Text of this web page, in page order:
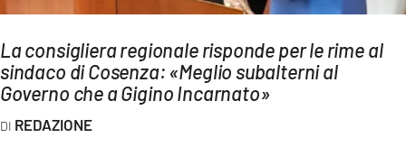
LAC ONAIR
LaC
Network
La consigliera regionale risponde per le rime al
sindaco di Cosenza: «Meglio subalterni al
Governo che a Gigino Incarnato»
REDAZIONE